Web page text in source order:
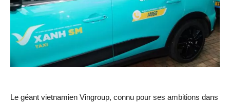
Le géant vietnamien Vingroup, connu pour ses ambitions dans